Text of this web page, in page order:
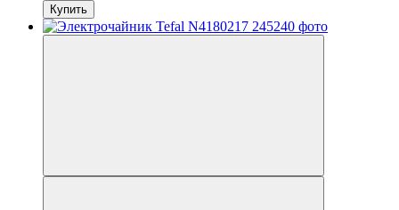
Купить